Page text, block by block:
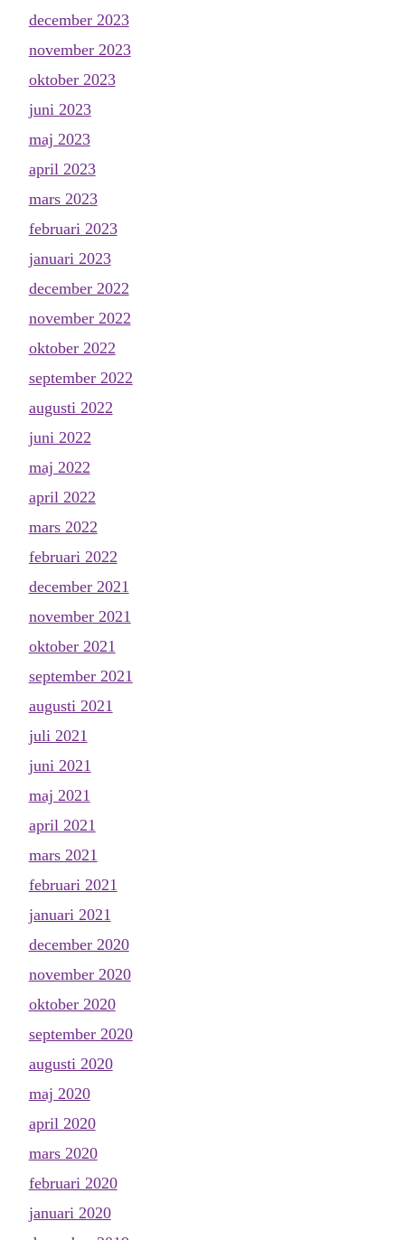
december 2023
november 2023
oktober 2023
juni 2023
maj 2023
april 2023
mars 2023
februari 2023
januari 2023
december 2022
november 2022
oktober 2022
september 2022
augusti 2022
juni 2022
maj 2022
april 2022
mars 2022
februari 2022
december 2021
november 2021
oktober 2021
september 2021
augusti 2021
juli 2021
juni 2021
maj 2021
april 2021
mars 2021
februari 2021
januari 2021
december 2020
november 2020
oktober 2020
september 2020
augusti 2020
maj 2020
april 2020
mars 2020
februari 2020
januari 2020